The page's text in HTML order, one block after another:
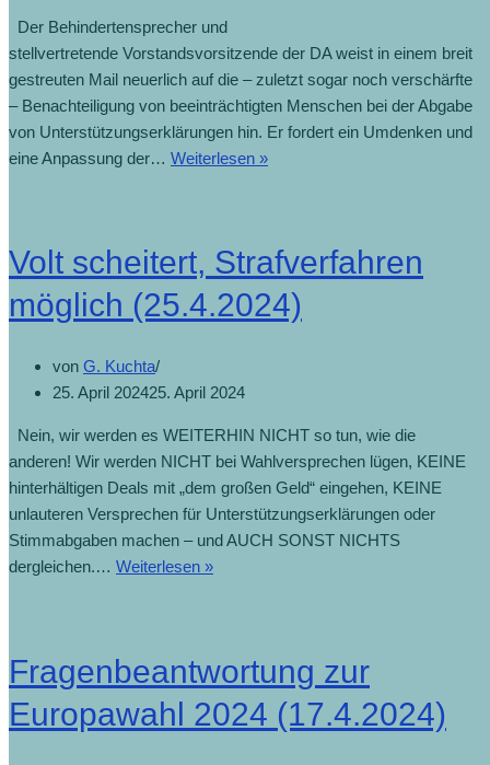
Der Behindertensprecher und
stellvertretende Vorstandsvorsitzende der DA weist in einem breit
gestreuten Mail neuerlich auf die – zuletzt sogar noch verschärfte
– Benachteiligung von beeinträchtigten Menschen bei der Abgabe
von Unterstützungserklärungen hin. Er fordert ein Umdenken und
eine Anpassung der… Weiterlesen »
Volt scheitert, Strafverfahren
möglich (25.4.2024)
von G. Kuchta
25. April 202425. April 2024
Nein, wir werden es WEITERHIN NICHT so tun, wie die
anderen! Wir werden NICHT bei Wahlversprechen lügen, KEINE
hinterhältigen Deals mit „dem großen Geld“ eingehen, KEINE
unlauteren Versprechen für Unterstützungserklärungen oder
Stimmabgaben machen – und AUCH SONST NICHTS
dergleichen.… Weiterlesen »
Fragenbeantwortung zur
Europawahl 2024 (17.4.2024)